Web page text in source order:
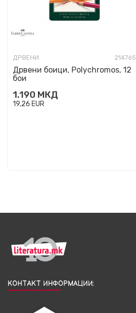
ДРВЕНИ 214765
Дрвени боици, Polychromos, 12
бои
1.190 МКД
19,26 EUR
КОНТАКТ ИНФОРМАЦИИ: